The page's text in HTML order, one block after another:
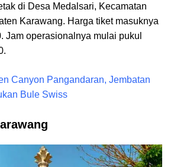
di Desa Medalsari, Kecamatan
Karawang. Harga tiket masuknya
Jam operasionalnya mulai pukul
Canyon Pangandaran, Jembatan
Bule Swiss